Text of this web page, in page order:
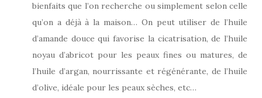
bienfaits que l’on recherche ou simplement selon celle
qu’on a déjà à la maison… On peut utiliser de l’huile
d’amande douce qui favorise la cicatrisation, de l’huile
noyau d’abricot pour les peaux fines ou matures, de
l’huile d’argan, nourrissante et régénérante, de l’huile
d’olive, idéale pour les peaux sèches, etc…